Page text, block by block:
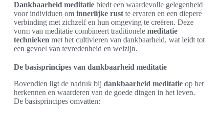
Dankbaarheid meditatie biedt een waardevolle gelegenheid
voor individuen om innerlijke rust te ervaren en een diepere
verbinding met zichzelf en hun omgeving te creëren. Deze
vorm van meditatie combineert traditionele meditatie
technieken met het cultivieren van dankbaarheid, wat leidt tot
een gevoel van tevredenheid en welzijn.
De basisprincipes van dankbaarheid meditatie
Bovendien ligt de nadruk bij dankbaarheid meditatie op het
herkennen en waarderen van de goede dingen in het leven.
De basisprincipes omvatten: